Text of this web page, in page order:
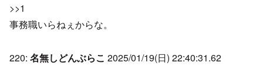
>>1
事務職いらねぇからな。
220: 名無しどんぶらこ 2025/01/19(日) 22:40:31.62